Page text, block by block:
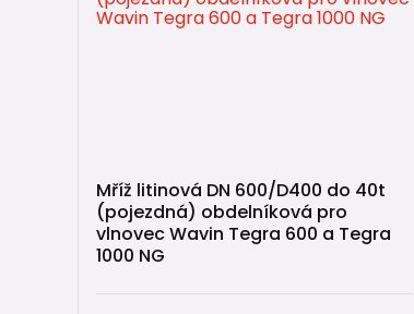
Mříž litinová DN 600/D400 do 40t
(pojezdná) obdelníková pro
vlnovec Wavin Tegra 600 a Tegra
1000 NG